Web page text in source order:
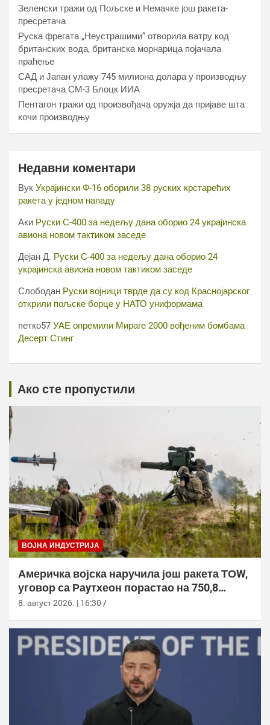
Зеленски тражи од Пољске и Немачке још ракета-
пресретача
Руска фрегата „Неустрашими“ отворила ватру код
британских вода, британска морнарица појачала
праћење
САД и Јапан улажу 745 милиона долара у производњу
пресретача СМ-3 Блоцк ИИА
Пентагон тражи од произвођача оружја да пријаве шта
кочи производњу
Недавни коментари
Вук Украјински Ф-16 оборили 38 руских крстарећих
ракета у једном нападу
Аки Руски С-400 за недељу дана оборио 24 украјинска
авиона новом тактиком заседе
Дејан Д. Руски С-400 за недељу дана оборио 24
украјинска авиона новом тактиком заседе
Слободан Руски војници тврде да су код Краснојарског
открили пољске борце у НАТО униформама
петко57 УАЕ опремили Мираге 2000 вођеним бомбама
Десерт Стинг
Ако сте пропустили
ВОЈНА ИНДУСТРИЈА
Америчка војска наручила још ракета ТОW,
уговор са Раyтхеон порастао на 750,8
милиона долара
8. август 2026. | 16:30